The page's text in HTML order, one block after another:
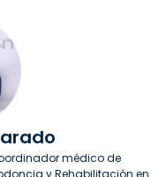
médico de
y Rehabilitación en